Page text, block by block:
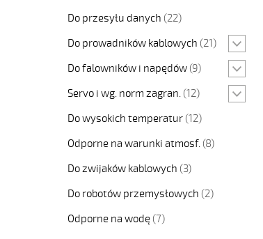
Do przesyłu danych (22)
Do prowadników kablowych (21)
Do falowników i napędów (9)
Servo i wg. norm zagran. (12)
Do wysokich temperatur (12)
Odporne na warunki atmosf. (8)
Do zwijaków kablowych (3)
Do robotów przemysłowych (2)
Odporne na wodę (7)